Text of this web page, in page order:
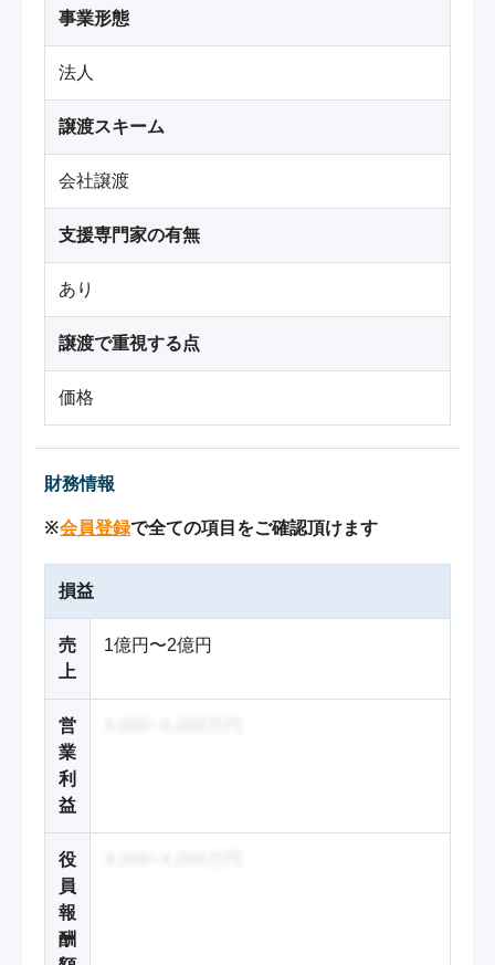
事業形態
法人
譲渡スキーム
会社譲渡
支援専門家の有無
あり
譲渡で重視する点
価格
財務情報
※会員登録で全ての項目をご確認頂けます
損益
売
上
1億円〜2億円
営
業
利
益
役
員
報
酬